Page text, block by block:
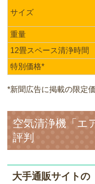
サイズ
重量
12畳スペース清浄時間
特別価格*
*新聞広告に掲載の限定
空気清浄機「エ
評判
大手通販サイトの